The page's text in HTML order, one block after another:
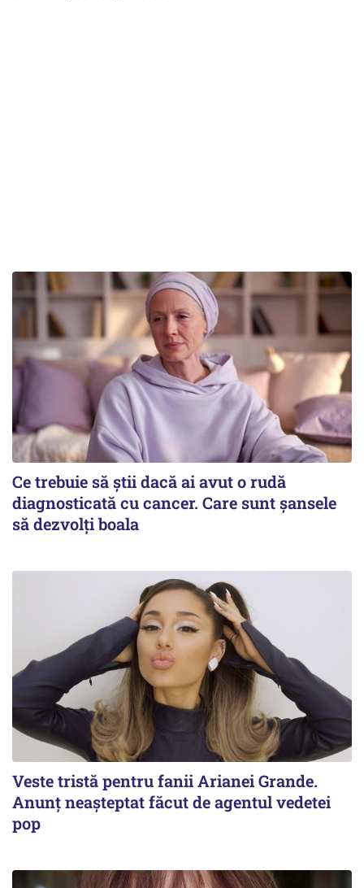
Ce trebuie să știi dacă ai avut o rudă
diagnosticată cu cancer. Care sunt șansele
să dezvolți boala
Veste tristă pentru fanii Arianei Grande.
Anunț neașteptat făcut de agentul vedetei
pop